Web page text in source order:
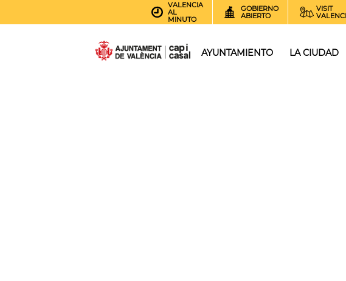
VALENCIA
AL
MINUTO
GOBIERNO
ABIERTO
VISIT
AYUNTAMIENTO LA CIUDAD